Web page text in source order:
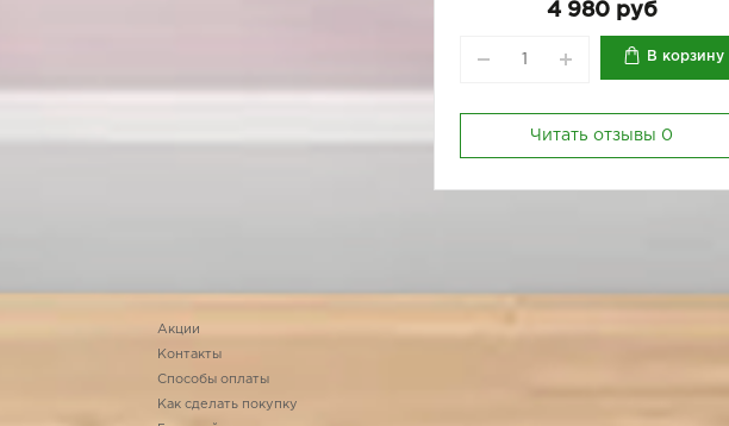
4 980 руб
В корзину
Читать отзывы 0
Акции
Контакты
Способы оплаты
Как сделать покупку